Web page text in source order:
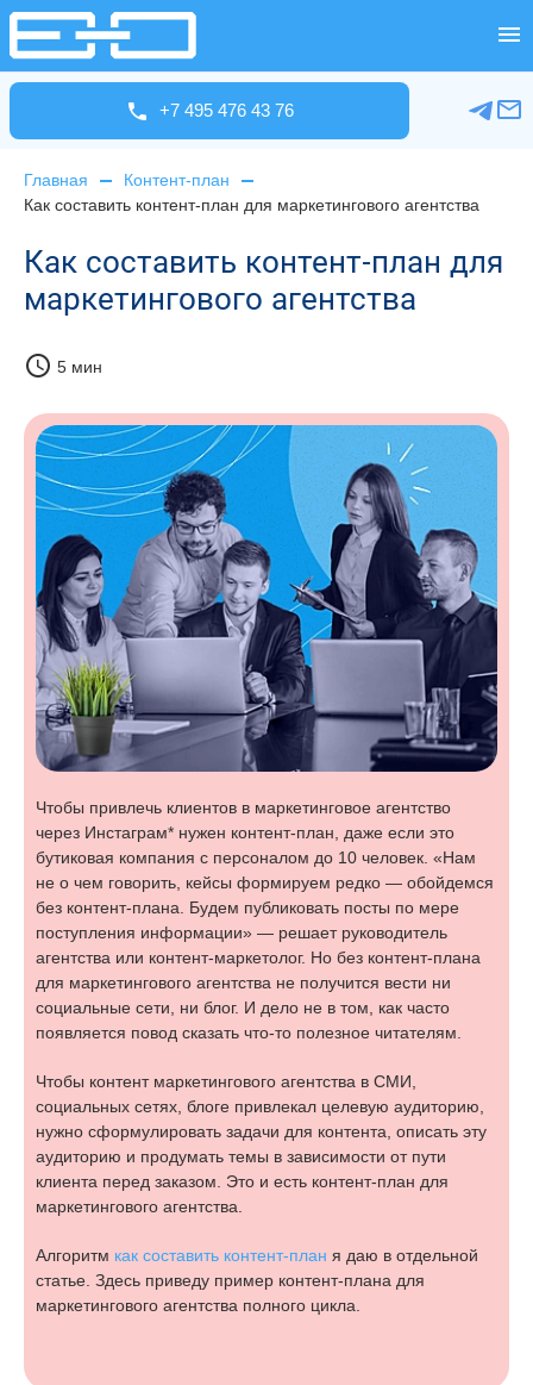
+7 495 476 43 76
Главная
Контент-план
Как составить контент-план для маркетингового агентства
Как составить контент-план для
маркетингового агентства
schedule 5 мин
Чтобы привлечь клиентов в маркетинговое агентство
через Инстаграм* нужен контент-план, даже если это
бутиковая компания с персоналом до 10 человек. «Нам
не о чем говорить, кейсы формируем редко — обойдемся
без контент-плана. Будем публиковать посты по мере
поступления информации» — решает руководитель
агентства или контент-маркетолог. Но без контент-плана
для маркетингового агентства не получится вести ни
социальные сети, ни блог. И дело не в том, как часто
появляется повод сказать что-то полезное читателям.
Чтобы контент маркетингового агентства в СМИ,
социальных сетях, блоге привлекал целевую аудиторию,
нужно сформулировать задачи для контента, описать эту
аудиторию и продумать темы в зависимости от пути
клиента перед заказом. Это и есть контент-план для
маркетингового агентства.
Алгоритм как составить контент-план я даю в отдельной
статье. Здесь приведу пример контент-плана для
маркетингового агентства полного цикла.